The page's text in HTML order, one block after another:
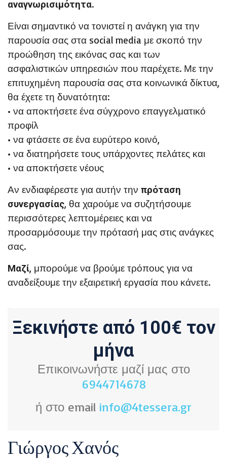
αναγνωρισιμότητα.
Είναι σημαντικό να τονιστεί η ανάγκη για την
παρουσία σας στα social media με σκοπό την
προώθηση της εικόνας σας και των
ασφαλιστικών υπηρεσιών που παρέχετε. Με την
επιτυχημένη παρουσία σας στα κοινωνικά δίκτυα,
θα έχετε τη δυνατότητα:
• να αποκτήσετε ένα σύγχρονο επαγγελματικό
προφίλ
• να φτάσετε σε ένα ευρύτερο κοινό,
• να διατηρήσετε τους υπάρχοντες πελάτες και
• να αποκτήσετε νέους
Αν ενδιαφέρεστε για αυτήν την πρόταση
συνεργασίας, θα χαρούμε να συζητήσουμε
περισσότερες λεπτομέρειες και να
προσαρμόσουμε την πρότασή μας στις ανάγκες
σας.
Μαζί, μπορούμε να βρούμε τρόπους για να
αναδείξουμε την εξαιρετική εργασία που κάνετε.
Ξεκινήστε από 100€ τον
μήνα
Επικοινωνήστε μαζί μας στο
6944714678
ή στο email info@4tessera.gr
Γιώργος Χανός